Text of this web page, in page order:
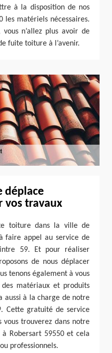
à la disposition de nos
les matériels nécessaires.
n’allez plus avoir de
fuite toiture à l’avenir.
déplace
vos travaux
toiture dans la ville de
faire appel au service de
59. Et pour réaliser
de nous déplacer
tenons également à vous
matériaux et produits
aussi à la charge de notre
Cette gratuité de service
trouverez dans notre
Robersart 59550 et cela
professionnels.